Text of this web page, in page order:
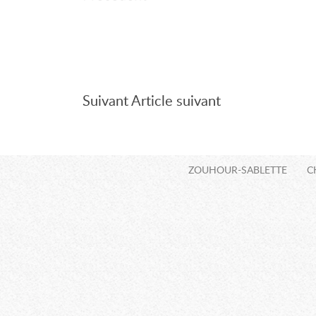
l’article
SuivantArticle suivant
ZOUHOUR-SABLETTE